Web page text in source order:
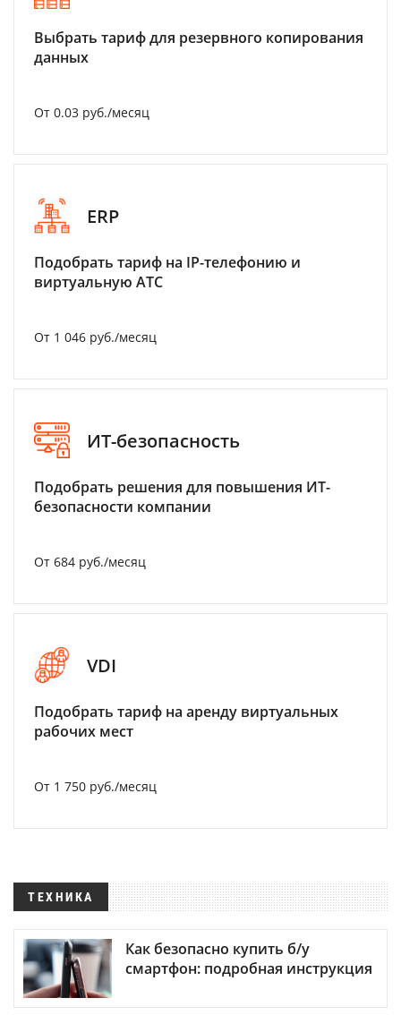
Выбрать тариф для резервного копирования
данных
От 0.03 руб./месяц
ERP
Подобрать тариф на IP-телефонию и
виртуальную АТС
От 1 046 руб./месяц
ИТ-безопасность
Подобрать решения для повышения ИТ-
безопасности компании
От 684 руб./месяц
VDI
Подобрать тариф на аренду виртуальных
рабочих мест
От 1 750 руб./месяц
ТЕХНИКА
Как безопасно купить б/у
смартфон: подробная инструкция